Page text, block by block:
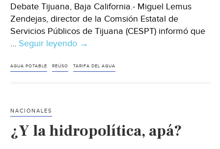
Debate Tijuana, Baja California.- Miguel Lemus
Zendejas, director de la Comsión Estatal de
Servicios Públicos de Tijuana (CESPT) informó que
… Seguir leyendo Se
aumento
en
Tijuana:
→
AGUA POTABLE REÚSO TARIFA DEL AGUA
NACIONALES
¿Y la hidropolítica, apá?